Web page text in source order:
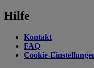
Hilfe
Kontakt
FAQ
Cookie-